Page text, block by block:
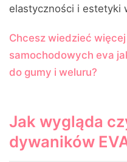
elastyczności i estetyki
Chcesz wiedzieć
samochodowych eva
do gumy i weluru?
Jak wygląda
dywaników